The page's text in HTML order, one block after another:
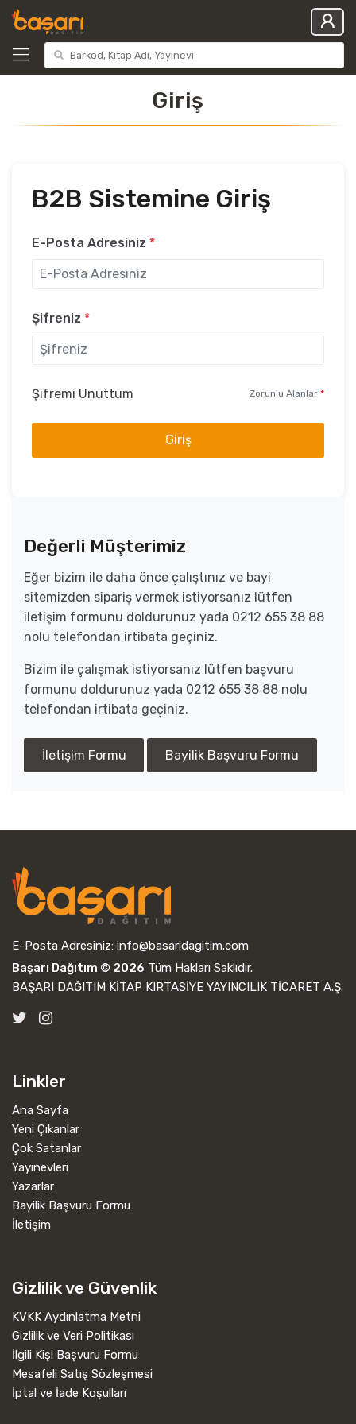
Giriş
B2B Sistemine Giriş
E-Posta Adresiniz *
Şifreniz *
Şifremi Unuttum Zorunlu Alanlar *
Giriş
Değerli Müşterimiz
Eğer bizim ile daha önce çalıştınız ve bayi
sitemizden sipariş vermek istiyorsanız lütfen
iletişim formunu doldurunuz yada 0212 655 38 88
nolu telefondan irtibata geçiniz.
Bizim ile çalışmak istiyorsanız lütfen başvuru
formunu doldurunuz yada 0212 655 38 88 nolu
telefondan irtibata geçiniz.
İletişim Formu Bayilik Başvuru Formu
E-Posta Adresiniz: info@basaridagitim.com
Başarı Dağıtım © 2026 Tüm Hakları Saklıdır.
BAŞARI DAĞITIM KİTAP KIRTASİYE YAYINCILIK TİCARET A.Ş.
Linkler
Ana Sayfa
Yeni Çıkanlar
Çok Satanlar
Yayınevleri
Yazarlar
Bayilik Başvuru Formu
İletişim
Gizlilik ve Güvenlik
KVKK Aydınlatma Metni
Gizlilik ve Veri Politikası
İlgili Kişi Başvuru Formu
Mesafeli Satış Sözleşmesi
İptal ve İade Koşulları